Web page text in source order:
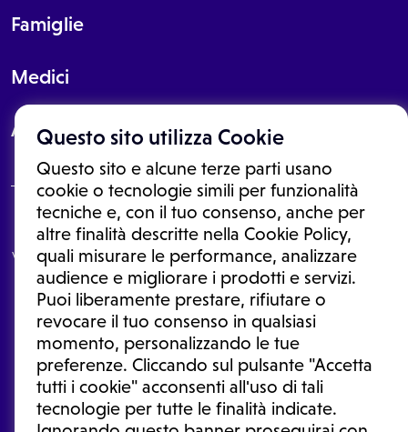
Questo sito utilizza Cookie
Questo sito e alcune terze parti usano
cookie o tecnologie simili per funzionalità
tecniche e, con il tuo consenso, anche per
altre finalità descritte nella Cookie Policy,
quali misurare le performance, analizzare
audience e migliorare i prodotti e servizi.
Puoi liberamente prestare, rifiutare o
revocare il tuo consenso in qualsiasi
momento, personalizzando le tue
preferenze. Cliccando sul pulsante "Accetta
tutti i cookie" acconsenti all'uso di tali
tecnologie per tutte le finalità indicate.
Famiglie
Medici
About
Le informazioni proposte in questo sito non sono un consulto medico.
In nessun caso, queste informazioni sostituiscono un consulto, una
visita o una diagnosi formulata dal medico. Non si devono considerare
le informazioni disponibili come suggerimenti per la formulazione di
una diagnosi, la determinazione di un trattamento o l'assunzione o
sospensione di un farmaco senza prima consultare un medico di
medicina generale o uno specialista.
Condizioni di utilizzo|Privacy Policy |Gestione cookie
Ⓒ 2026 | Tutti i diritti riservati.